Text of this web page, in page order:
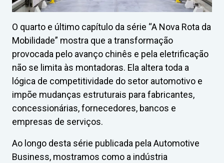
O quarto e último capítulo da série “A Nova Rota da
Mobilidade” mostra que a transformação
provocada pelo avanço chinês e pela eletrificação
não se limita às montadoras. Ela altera toda a
lógica de competitividade do setor automotivo e
impõe mudanças estruturais para fabricantes,
concessionárias, fornecedores, bancos e
empresas de serviços.
Ao longo desta série publicada pela Automotive
Business, mostramos como a indústria